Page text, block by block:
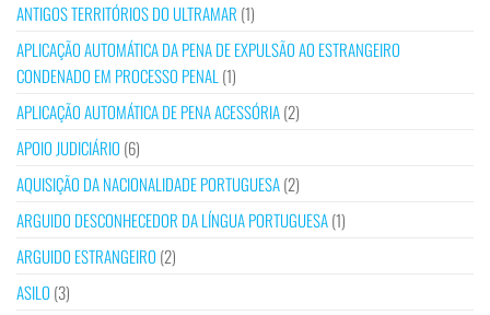
ANTIGOS TERRITÓRIOS DO ULTRAMAR (1)
APLICAÇÃO AUTOMÁTICA DA PENA DE EXPULSÃO AO ESTRANGEIRO
CONDENADO EM PROCESSO PENAL(1)
APLICAÇÃO AUTOMÁTICA DE PENA ACESSÓRIA(2)
APOIO JUDICIÁRIO (6)
AQUISIÇÃO DA NACIONALIDADE PORTUGUESA(2)
ARGUIDO DESCONHECEDOR DA LÍNGUA PORTUGUESA(1)
ARGUIDO ESTRANGEIRO (2)
ASILO (3)